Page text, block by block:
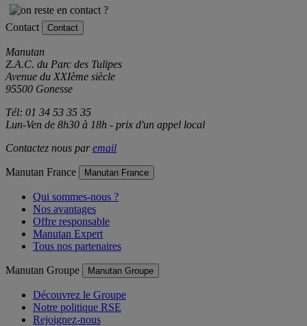
Contact Contact
Manutan
Z.A.C. du Parc des Tulipes
Avenue du XXIème siècle
95500 Gonesse
Tél: 01 34 53 35 35
Lun-Ven de 8h30 à 18h - prix d'un appel local
Contactez nous paremail
Manutan France Manutan France
Qui sommes-nous ?
Nos avantages
Offre responsable
Manutan Expert
Tous nos partenaires
Manutan Groupe Manutan Groupe
Découvrez le Groupe
Notre politique RSE
Rejoignez-nous